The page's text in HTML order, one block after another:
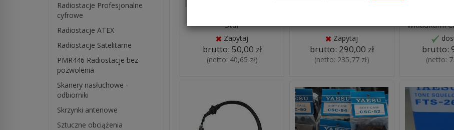
Star
Zapytaj
brutto: 50,00 zł
(netto: 40,65 zł)
Zapytaj
brutto: 290,00 zł
(netto: 235,77 zł)
wkładkami
brutto:
(netto:
Radiostacje Profesjonalne
cyfrowe
Radiostacje ATEX
Radiostacje Satelitarne
PMR446 Radiostacje bez
pozwolenia
Skanery nasłuchowe -
odbiorniki
Skrzynki antenowe
Sztuczne obciążenia